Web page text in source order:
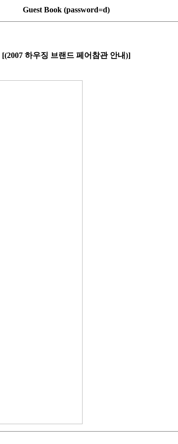
Guest Book (password=d)
[(2007 하우징 브랜드 페어참관 안내)]